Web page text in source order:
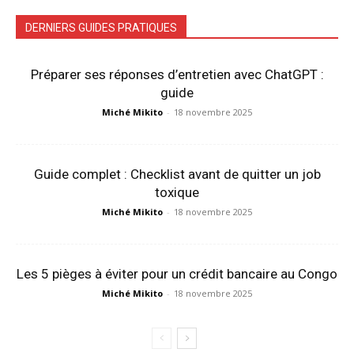
DERNIERS GUIDES PRATIQUES
Préparer ses réponses d’entretien avec ChatGPT :
guide
Miché Mikito - 18 novembre 2025
Guide complet : Checklist avant de quitter un job
toxique
Miché Mikito - 18 novembre 2025
Les 5 pièges à éviter pour un crédit bancaire au Congo
Miché Mikito - 18 novembre 2025